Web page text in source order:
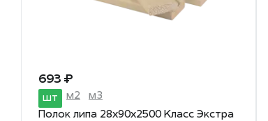
693 ₽
шт м2
м3
Полок липа 28х90х2500 Класс Экстра